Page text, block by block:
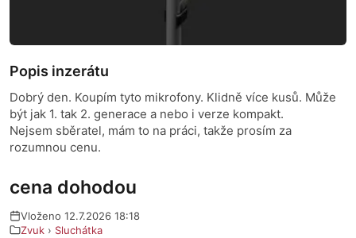
cena dohodou
Vloženo 12.7.2026 18:18
Zvuk › Sluchátka
Popis inzerátu
Dobrý den. Koupím tyto mikrofony. Klidně více kusů. Může
být jak 1. tak 2. generace a nebo i verze kompakt.
Nejsem sběratel, mám to na práci, takže prosím za
rozumnou cenu.